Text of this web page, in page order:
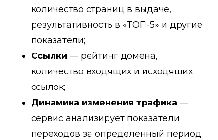
количество страниц в выдаче,
результативность в «ТОП-5» и другие
показатели;
Ссылки — рейтинг домена,
количество входящих и исходящих
ссылок;
Динамика изменения трафика —
сервис анализирует показатели
переходов за определенный период